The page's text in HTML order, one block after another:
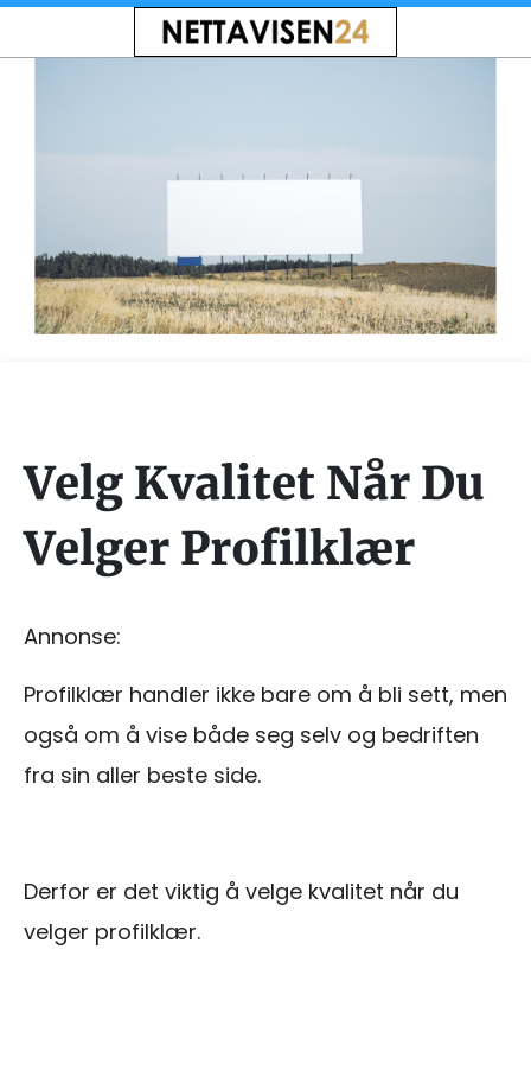
Velg Kvalitet Når Du
Velger Profilklær
Annonse:
Profilklær handler ikke bare om å bli sett, men
også om å vise både seg selv og bedriften
fra sin aller beste side.
Derfor er det viktig å velge kvalitet når du
velger profilklær.